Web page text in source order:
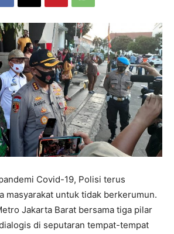
Covid-19, Polisi terus
masyarakat untuk tidak berkerumun.
Jakarta Barat bersama tiga pilar
di seputaran tempat-tempat